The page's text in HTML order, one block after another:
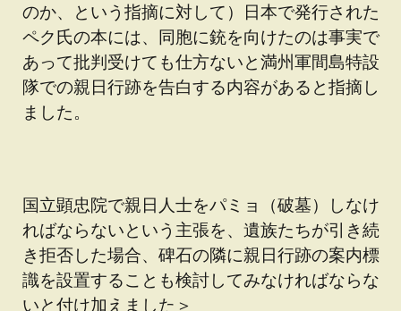
のか、という指摘に対して）日本で発行された
ペク氏の本には、同胞に銃を向けたのは事実で
あって批判受けても仕方ないと満州軍間島特設
隊での親日行跡を告白する内容があると指摘し
ました。
国立顕忠院で親日人士をパミョ（破墓）しなけ
ればならないという主張を、遺族たちが引き続
き拒否した場合、碑石の隣に親日行跡の案内標
識を設置することも検討してみなければならな
いと付け加えました＞